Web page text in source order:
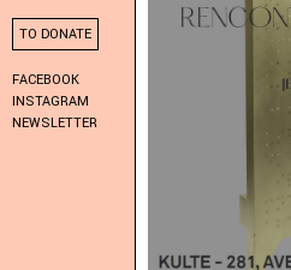
TO DONATE
FACEBOOK
INSTAGRAM
NEWSLETTER